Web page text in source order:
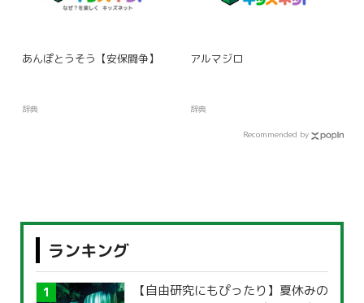
あんぽとうそう【安保闘争】
辞典
アルマジロ
辞典
Recommended by
ランキング
【自由研究にもぴったり】夏休みの